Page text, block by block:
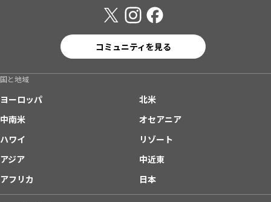
コミュニティを見る
国と地域
ヨーロッパ
北米
中南米
オセアニア
ハワイ
リゾート
アジア
中近東
アフリカ
日本